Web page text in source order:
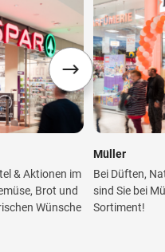
& Aktionen im
Brot und
Wünsche
Müller
Bei Düften,
sind Sie bei
Sortiment!